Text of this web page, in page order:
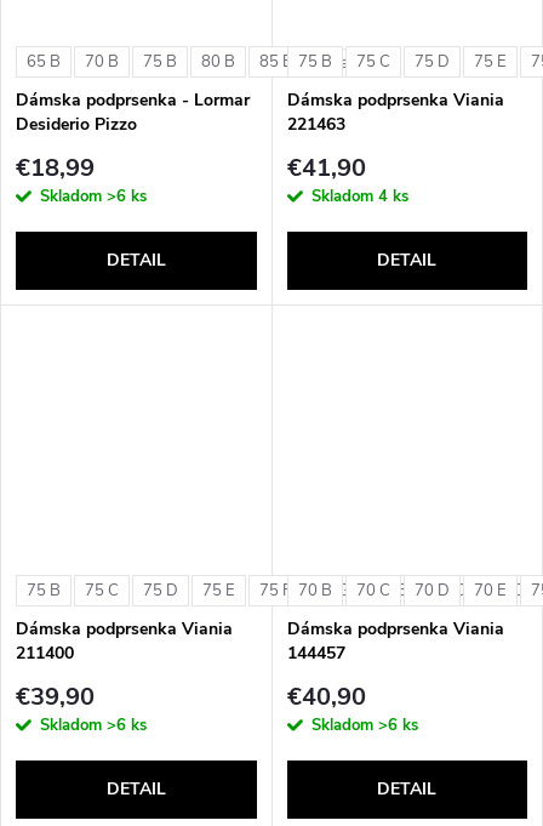
65 B 70 B 75 B 80 B 85 B + ďalšie
Dámska podprsenka - Lormar
Desiderio Pizzo
€18,99
Skladom >6 ks
DETAIL
75 B 75 C 75 D 75 E
Dámska podprsenka Viania
221463
€41,90
Skladom 4 ks
DETAIL
75 B 75 C 75 D 75 E 75 F 75 G 80 B 80 C 80 D
Dámska podprsenka Viania
211400
€39,90
Skladom >6 ks
DETAIL
70 B 70 C 70 D 70 E
Dámska podprsenka Viania
144457
€40,90
Skladom >6 ks
DETAIL